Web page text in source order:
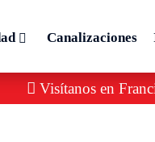
Canalizaciones
Visítanos en
1/8x3 amarillo